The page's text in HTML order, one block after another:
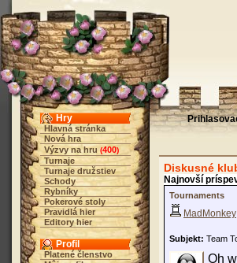
Hry
Hlavná stránka
Nová hra
Výzvy na hru (400)
Turnaje
Turnaje družstiev
Schody
Rybníky
Pokerové stoly
Pravidlá hier
Editory hier
Profil
Platené členstvo
Diskusné
Najnovší
Tournaments
MadMonkey
Subjekt: Team
Oh